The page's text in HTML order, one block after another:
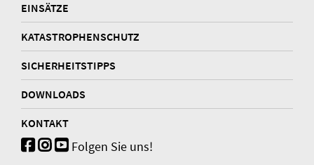
EINSÄTZE
KATASTROPHENSCHUTZ
SICHERHEITSTIPPS
DOWNLOADS
KONTAKT
Folgen Sie uns!